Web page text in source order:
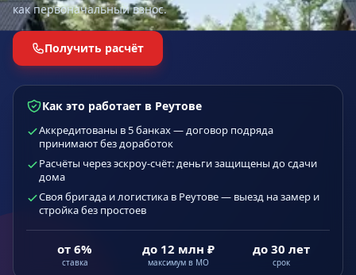
как первоначальный взнос.
Получить расчёт
Как это работает в Реутове
Аккредитованы в 5 банках — договор подряда
принимают без доработок
Расчёты через эскроу-счёт: деньги защищены до сдачи
дома
Своя бригада и логистика в Реутове — выезд на замер и
стройка без простоев
от 6%
ставка
до 12 млн ₽
максимум в МО
до 30 лет
срок